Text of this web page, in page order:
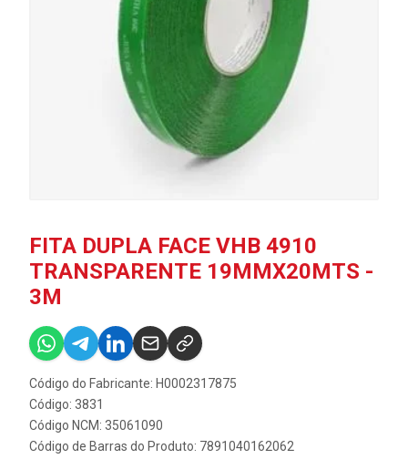
FITA DUPLA FACE VHB 4910
TRANSPARENTE 19MMX20MTS -
3M
Código do Fabricante: H0002317875
Código: 3831
Código NCM: 35061090
Código de Barras do Produto: 7891040162062